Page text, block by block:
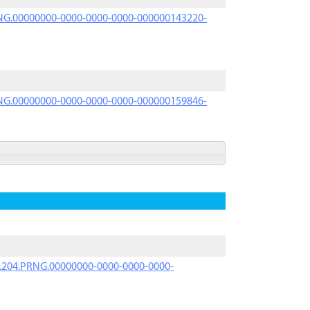
0000-0000-0000-000000143220-
0000-0000-0000-000000159846-
0000-0000-0000-